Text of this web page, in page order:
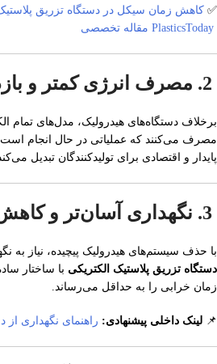
✅ کاهش زمان سیکل در دستگاه تزریق
PlasticsToday مقاله تخصصی
برخلاف دستگاه‌های هیدرولیک، مدل‌های تمام
مصرف می‌کنند که عملیاتی در حال انجام است.
پایدار و اقتصادی برای تولیدکنندگان تبدیل
با حذف سیستم‌های هیدرولیک پیچیده، نیاز به
دستگاه تزریق پلاستیک الکتریکی با ساختار
زمان خرابی را به حداقل می‌رساند.
📌 لینک داخلی پیشنهادی: راهنمای نگهداری از